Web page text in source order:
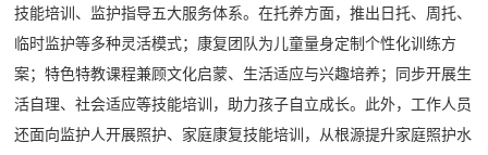
技能培训、监护指导五大服务体系。在托养方面，推出日托、周托、
临时监护等多种灵活模式；康复团队为儿童量身定制个性化训练方
案；特色特教课程兼顾文化启蒙、生活适应与兴趣培养；同步开展生
活自理、社会适应等技能培训，助力孩子自立成长。此外，工作人员
还面向监护人开展照护、家庭康复技能培训，从根源提升家庭照护水